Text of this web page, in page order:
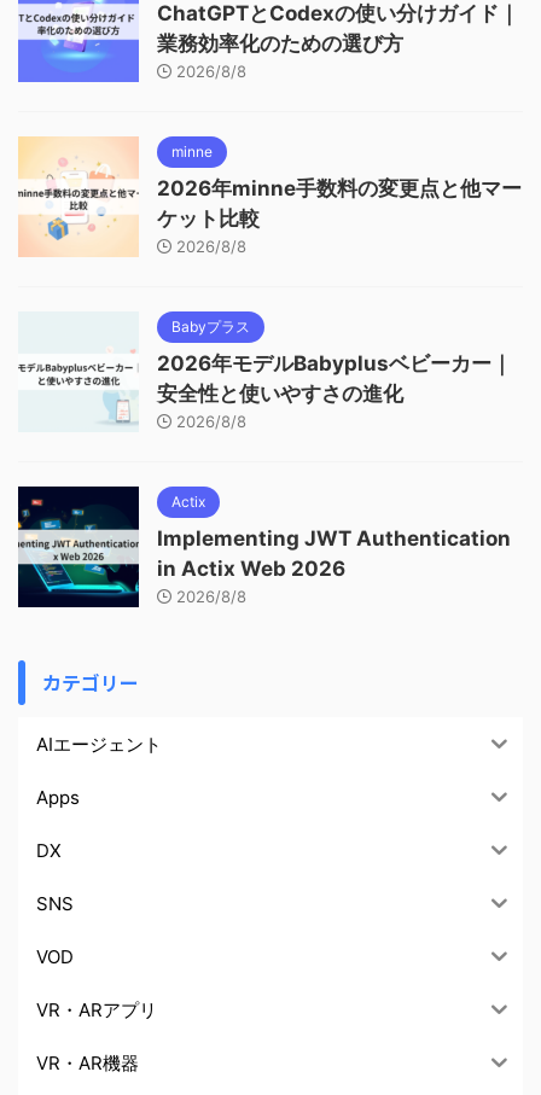
ChatGPTとCodexの使い分けガイド｜
業務効率化のための選び方
2026/8/8
minne
2026年minne手数料の変更点と他マー
ケット比較
2026/8/8
Babyプラス
2026年モデルBabyplusベビーカー｜
安全性と使いやすさの進化
2026/8/8
Actix
Implementing JWT Authentication
in Actix Web 2026
2026/8/8
カテゴリー
AIエージェント
Apps
DX
SNS
VOD
VR・ARアプリ
VR・AR機器